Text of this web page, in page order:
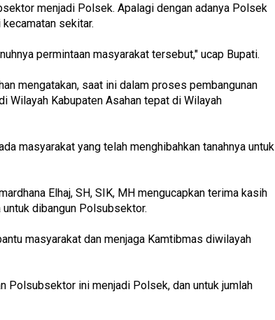
menjadi Polsek. Apalagi dengan adanya Polsek
sekitar.
permintaan masyarakat tersebut," ucap Bupati.
mengatakan, saat ini dalam proses pembangunan
Wilayah Kabupaten Asahan tepat di Wilayah
masyarakat yang telah menghibahkan tanahnya untuk
Elhaj, SH, SIK, MH mengucapkan terima kasih
dibangun Polsubsektor.
masyarakat dan menjaga Kamtibmas diwilayah
Polsubsektor ini menjadi Polsek, dan untuk jumlah